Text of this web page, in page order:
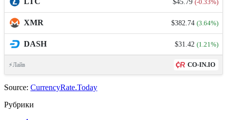
(-0.33%)
XMR $382.74 (3.64%)
DASH $31.42 (1.21%)
⚡Лайв CO-IN.IO
Source: CurrencyRate.Today
Рубрики